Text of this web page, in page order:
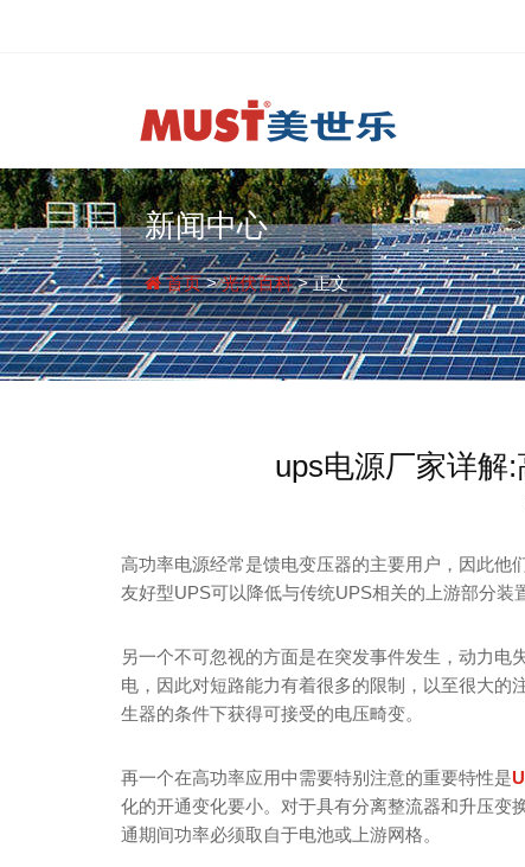
新闻中心
首页>光伏百科> 正文
ups电源厂家详解
高功率电源经常是馈电变压器的主要用户，因此他
友好型UPS可以降低与传统UPS相关的上游部分装
另一个不可忽视的方面是在突发事件发生，动力
电，因此对短路能力有着很多的限制，以至很大
生器的条件下获得可接受的电压畸变。
再一个在高功率应用中需要特别注意的重要特性是
化的开通变化要小。对于具有分离整流器和升压变
通期间功率必须取自于电池或上游网格。